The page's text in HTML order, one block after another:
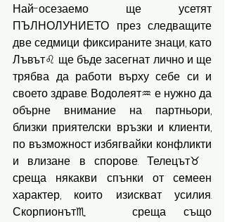
Най-осезаемо ще усетят
ПЪЛНОЛУНИЕТО през следващите
две седмици фиксираните знаци, като
Лъвът♌️ ще бъде засегнат лично и ще
трябва да работи върху себе си и
своето здраве. Водолеят♒️ е нужно да
обърне внимание на партньори,
близки приятелски връзки и клиенти,
по възможност избягвайки конфликти
и влизане в спорове. Телецът♉️
среща някакви спънки от семеен
характер, които изискват усилия.
Скорпионът♏️ среща също